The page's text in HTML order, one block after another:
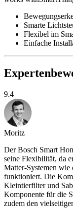
Smarte
Flexibel im
Einfache
9.4
Moritz
Der Bosch Smart
seine Flexibilität, da
Matter-Systemen
funktioniert. Die
Kleintierfilter und
Komponente für die
zudem den